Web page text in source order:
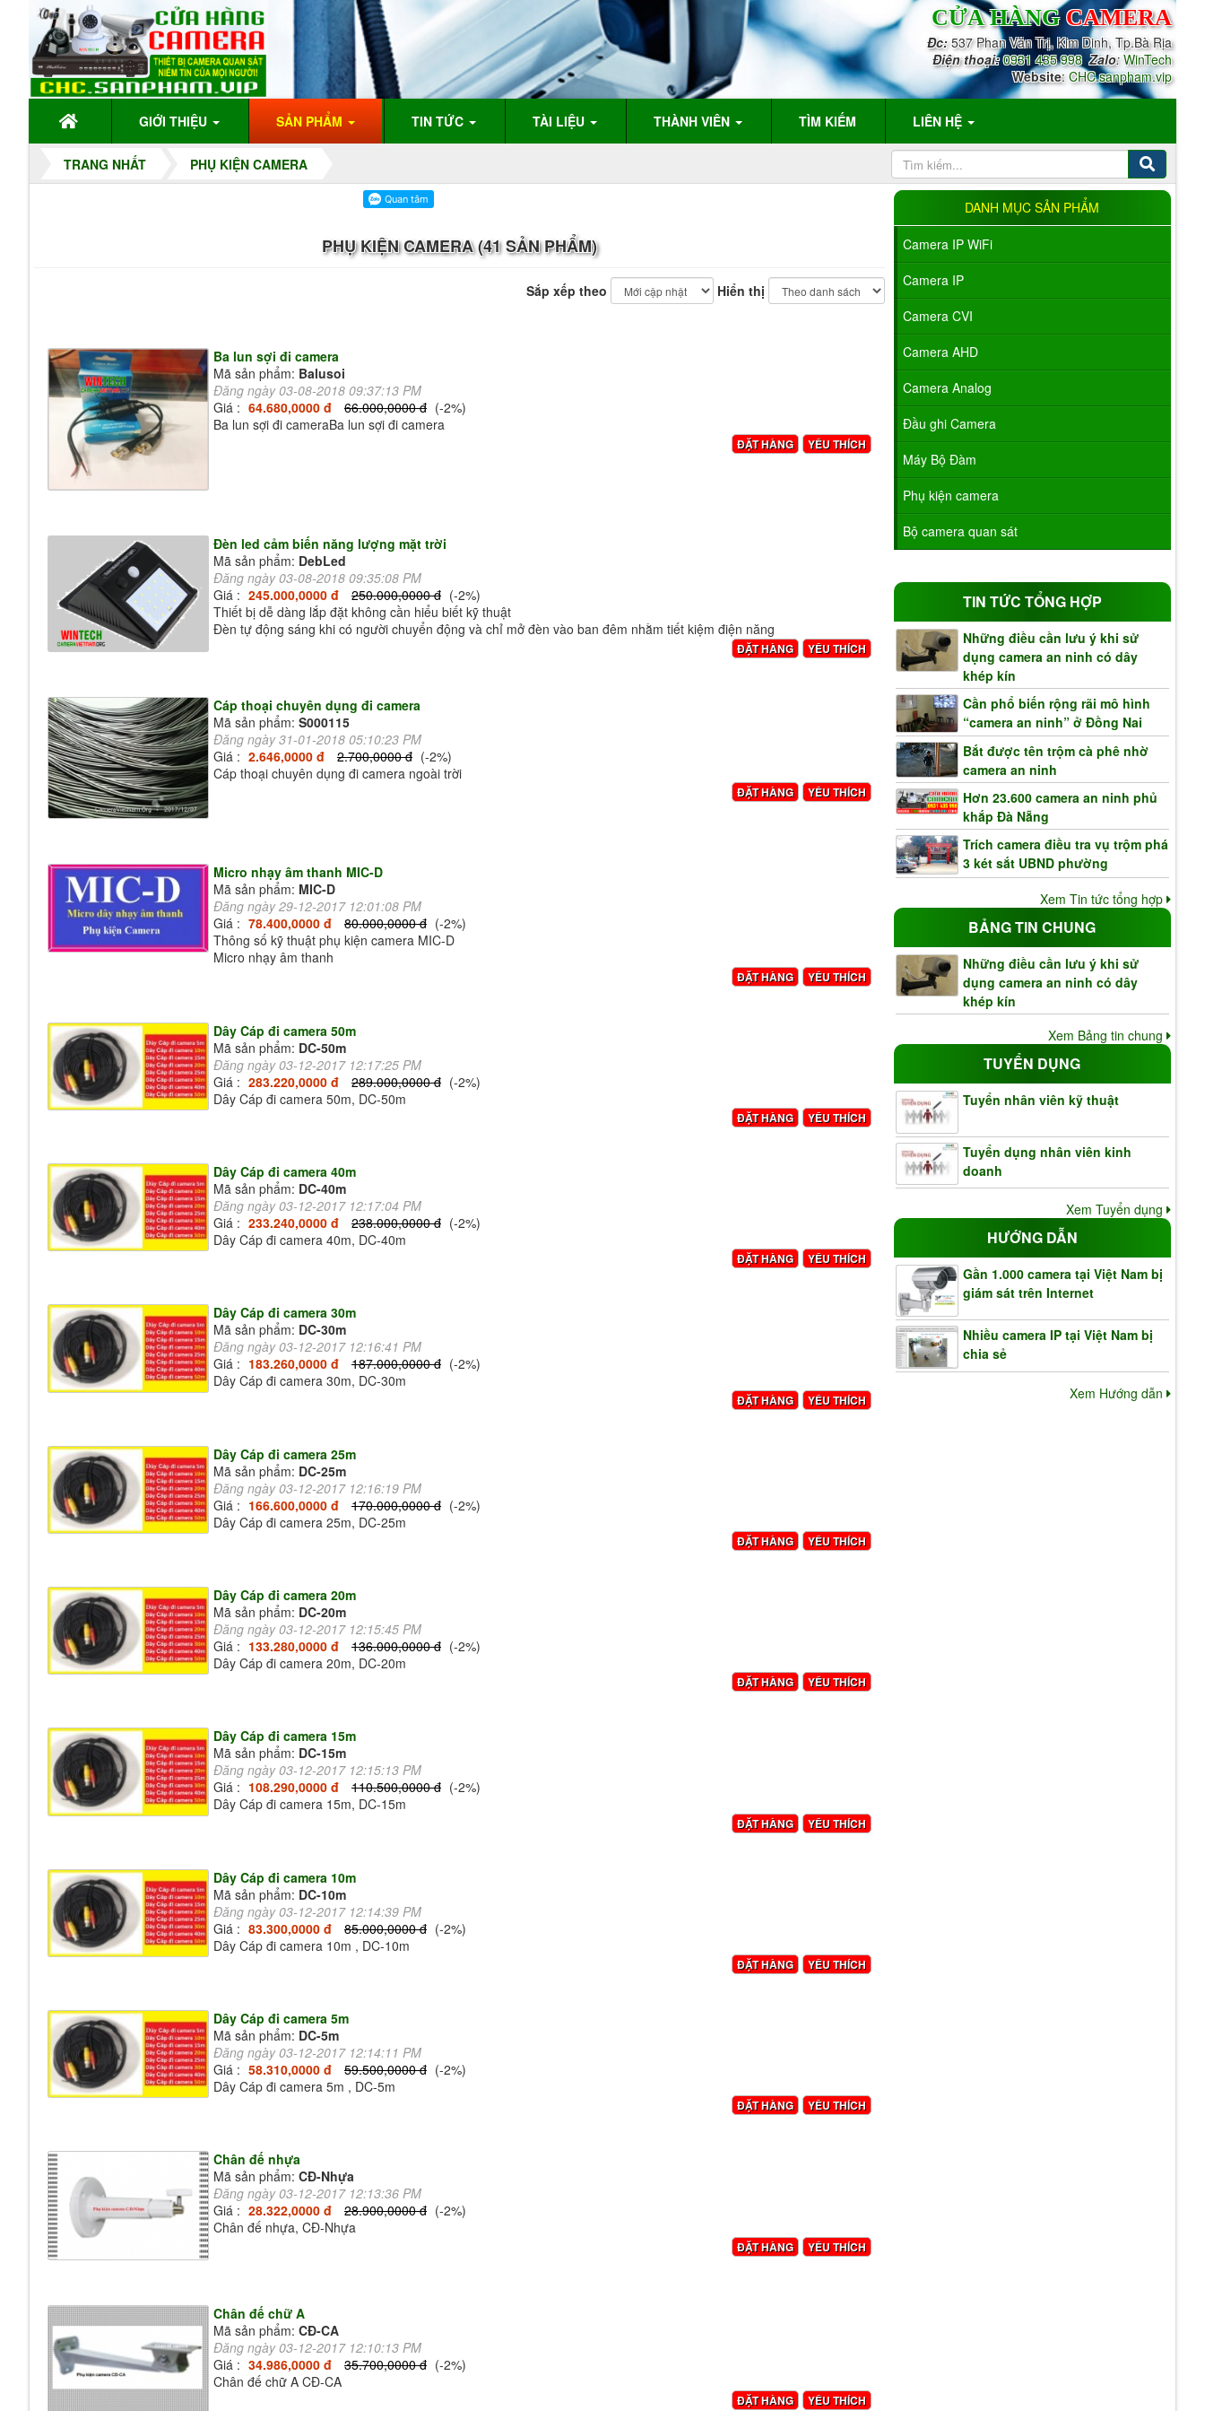
CỬA HÀNG CAMERA
Đc:537 Phan Văn Trị, Kim Dinh, Tp.Bà Rịa
Điện thoại: 0931 435 998 Zalo: WinTech
Website: CHC.sanpham.vip
GIỚI THIỆU SẢN PHẨM TIN TỨC TÀI LIỆU THÀNH VIÊN TÌM KIẾM LIÊN HỆ
TRANG NHẤT PHỤ KIỆN CAMERA
PHỤ KIỆN CAMERA (41 SẢN PHẨM)
Sắp xếp theo Hiển thị
Ba lun sợi đi camera
Mã sản phẩm: Balusoi
Đăng ngày 03-08-2018 09:37:13 PM
Giá : 64.680,0000 đ 66.000,0000 đ (-2%)
Ba lun sợi đi cameraBa lun sợi đi camera
ĐẶT HÀNG YÊU THÍCH
Đèn led cảm biến năng lượng mặt trời
Mã sản phẩm: DebLed
Đăng ngày 03-08-2018 09:35:08 PM
Giá : 245.000,0000 đ 250.000,0000 đ (-2%)
Thiết bị dễ dàng lắp đặt không cần hiểu biết kỹ thuật
Đèn tự động sáng khi có người chuyển động và chỉ mở đèn vào ban đêm nhằm tiết kiệm điện năng
ĐẶT HÀNG YÊU THÍCH
Cáp thoại chuyên dụng đi camera
Mã sản phẩm: S000115
Đăng ngày 31-01-2018 05:10:23 PM
Giá : 2.646,0000 đ 2.700,0000 đ (-2%)
Cáp thoại chuyên dụng đi camera ngoài trời
ĐẶT HÀNG YÊU THÍCH
Micro nhạy âm thanh MIC-D
Mã sản phẩm: MIC-D
Đăng ngày 29-12-2017 12:01:08 PM
Giá : 78.400,0000 đ 80.000,0000 đ (-2%)
Thông số kỹ thuật phụ kiện camera MIC-D
Micro nhạy âm thanh
ĐẶT HÀNG YÊU THÍCH
Dây Cáp đi camera 50m
Mã sản phẩm: DC-50m
Đăng ngày 03-12-2017 12:17:25 PM
Giá : 283.220,0000 đ 289.000,0000 đ (-2%)
Dây Cáp đi camera 50m, DC-50m
ĐẶT HÀNG YÊU THÍCH
Dây Cáp đi camera 40m
Mã sản phẩm: DC-40m
Đăng ngày 03-12-2017 12:17:04 PM
Giá : 233.240,0000 đ 238.000,0000 đ (-2%)
Dây Cáp đi camera 40m, DC-40m
ĐẶT HÀNG YÊU THÍCH
Dây Cáp đi camera 30m
Mã sản phẩm: DC-30m
Đăng ngày 03-12-2017 12:16:41 PM
Giá : 183.260,0000 đ 187.000,0000 đ (-2%)
Dây Cáp đi camera 30m, DC-30m
ĐẶT HÀNG YÊU THÍCH
Dây Cáp đi camera 25m
Mã sản phẩm: DC-25m
Đăng ngày 03-12-2017 12:16:19 PM
Giá : 166.600,0000 đ 170.000,0000 đ (-2%)
Dây Cáp đi camera 25m, DC-25m
ĐẶT HÀNG YÊU THÍCH
Dây Cáp đi camera 20m
Mã sản phẩm: DC-20m
Đăng ngày 03-12-2017 12:15:45 PM
Giá : 133.280,0000 đ 136.000,0000 đ (-2%)
Dây Cáp đi camera 20m, DC-20m
ĐẶT HÀNG YÊU THÍCH
Dây Cáp đi camera 15m
Mã sản phẩm: DC-15m
Đăng ngày 03-12-2017 12:15:13 PM
Giá : 108.290,0000 đ 110.500,0000 đ (-2%)
Dây Cáp đi camera 15m, DC-15m
ĐẶT HÀNG YÊU THÍCH
Dây Cáp đi camera 10m
Mã sản phẩm: DC-10m
Đăng ngày 03-12-2017 12:14:39 PM
Giá : 83.300,0000 đ 85.000,0000 đ (-2%)
Dây Cáp đi camera 10m , DC-10m
ĐẶT HÀNG YÊU THÍCH
Dây Cáp đi camera 5m
Mã sản phẩm: DC-5m
Đăng ngày 03-12-2017 12:14:11 PM
Giá : 58.310,0000 đ 59.500,0000 đ (-2%)
Dây Cáp đi camera 5m , DC-5m
ĐẶT HÀNG YÊU THÍCH
Chân đế nhựa
Mã sản phẩm: CĐ-Nhựa
Đăng ngày 03-12-2017 12:13:36 PM
Giá : 28.322,0000 đ 28.900,0000 đ (-2%)
Chân đế nhựa, CĐ-Nhựa
ĐẶT HÀNG YÊU THÍCH
Chân đế chữ A
Mã sản phẩm: CĐ-CA
Đăng ngày 03-12-2017 12:10:13 PM
Giá : 34.986,0000 đ 35.700,0000 đ (-2%)
Chân đế chữ A CĐ-CA
ĐẶT HÀNG YÊU THÍCH
DANH MỤC SẢN PHẨM
Camera IP WiFi
Camera IP
Camera CVI
Camera AHD
Camera Analog
Đầu ghi Camera
Máy Bộ Đàm
Phụ kiện camera
Bộ camera quan sát
TIN TỨC TỔNG HỢP
Những điều cần lưu ý khi sử
dụng camera an ninh có dây
khép kín
Cần phổ biến rộng rãi mô hình
“camera an ninh” ở Đồng Nai
Bắt được tên trộm cà phê nhờ
camera an ninh
Hơn 23.600 camera an ninh phủ
khắp Đà Nẵng
Trích camera điều tra vụ trộm phá
3 két sắt UBND phường
Xem Tin tức tổng hợp
BẢNG TIN CHUNG
Những điều cần lưu ý khi sử
dụng camera an ninh có dây
khép kín
Xem Bảng tin chung
TUYỂN DỤNG
Tuyển nhân viên kỹ thuật
Tuyển dụng nhân viên kinh
doanh
Xem Tuyển dụng
HƯỚNG DẪN
Gần 1.000 camera tại Việt Nam bị
giám sát trên Internet
Nhiều camera IP tại Việt Nam bị
chia sẻ
Xem Hướng dẫn